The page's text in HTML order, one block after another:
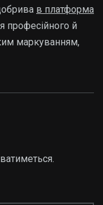
в платформа
професійного й
маркуванням,